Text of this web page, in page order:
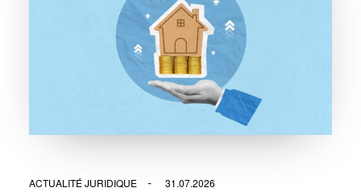
ACTUALITÉ JURIDIQUE 31.07.2026